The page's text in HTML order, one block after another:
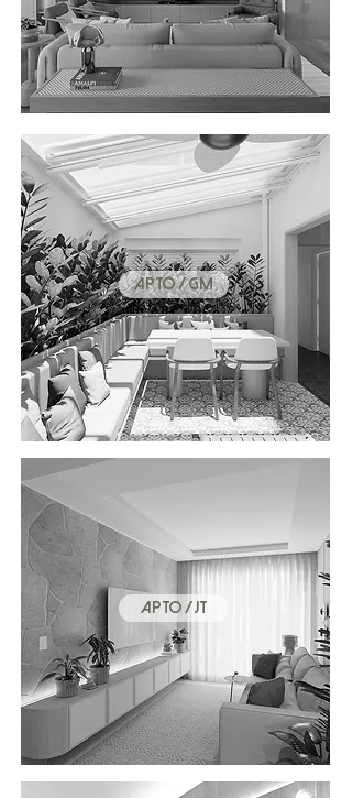
APTO / GM
APTO / JT